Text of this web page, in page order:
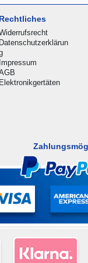
Rechtliches
Datenschutzerklärun
Impressum
Elektronikgertäten